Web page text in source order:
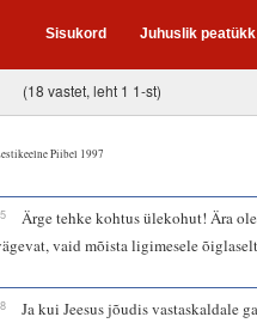
Sisukord Juhuslik peatükk
(18 vastet, leht 1 1-st)
Piibel 1997
Ärge tehke kohtus ülekohut! Ära
vaid mõista ligimesele
Ja kui Jeesus jõudis vastaskaldale